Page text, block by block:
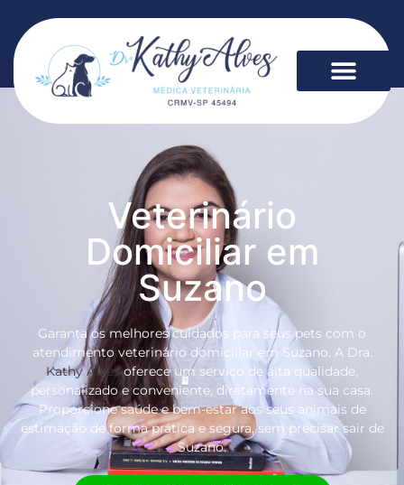
Veterinário
Domiciliar em
Suzano
Garanta os melhores cuidados para seus pets com o
atendimento veterinário domiciliar em Suzano. A Dra.
Kathy Alvesoferece um serviço de alta qualidade,
personalizado e conveniente, diretamente na sua casa.
Proporcione saúde e bem-estar aos seus animais de
estimação de forma prática e segura, sem precisar sair de
Suzano.